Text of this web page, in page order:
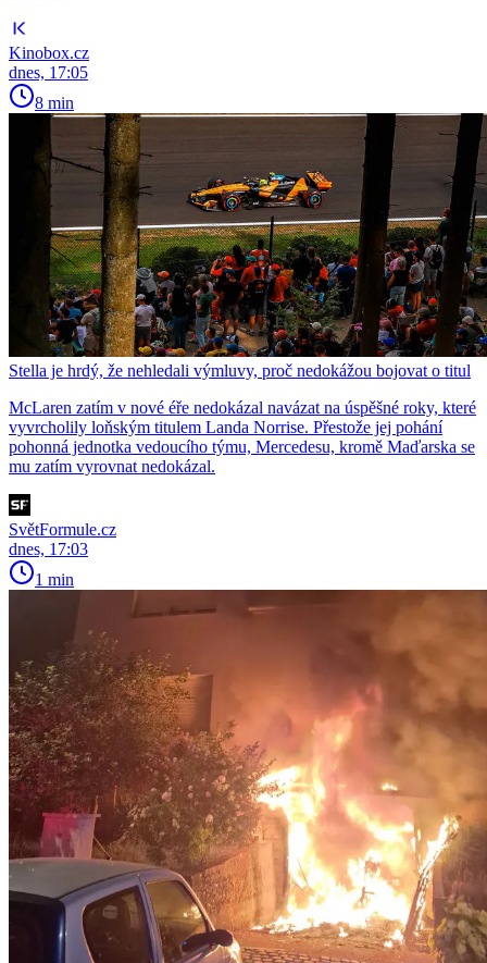
Kinobox.cz
dnes, 17:05
8 min
Stella je hrdý, že nehledali výmluvy, proč nedokážou bojovat o titul
McLaren zatím v nové éře nedokázal navázat na úspěšné roky, které
vyvrcholily loňským titulem Landa Norrise. Přestože jej pohání
pohonná jednotka vedoucího týmu, Mercedesu, kromě Maďarska se
mu zatím vyrovnat nedokázal.
SvětFormule.cz
dnes, 17:03
1 min